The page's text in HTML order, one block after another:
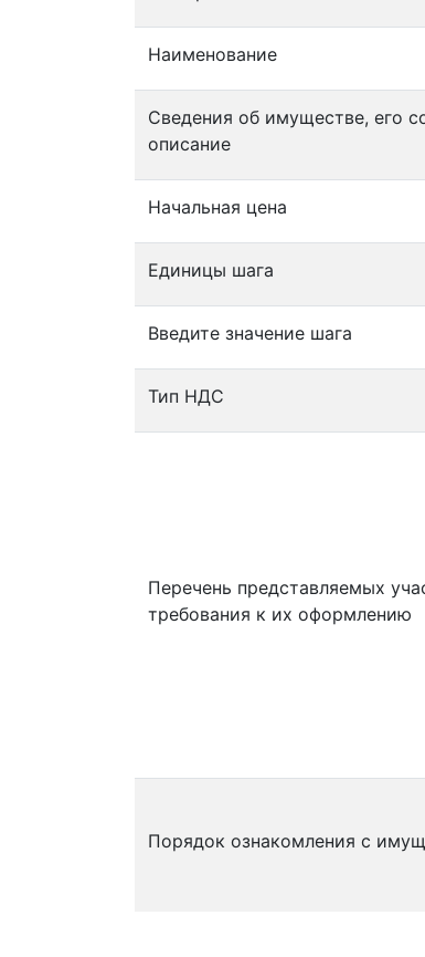
Наименование
Сведения об имуществе, его
описание
Начальная цена
Единицы шага
Введите значение шага
Тип НДС
Перечень представляемых
требования к их оформлению
Порядок ознакомления с